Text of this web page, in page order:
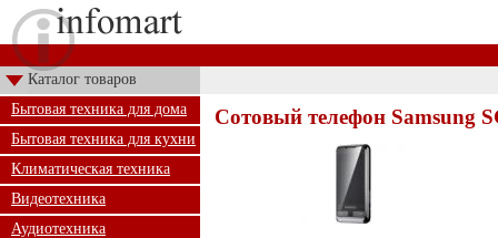
Каталог товаров
Бытовая техника для дома
Бытовая техника для кухни
Климатическая техника
Видеотехника
Аудиотехника
Сотовый телефон Samsung